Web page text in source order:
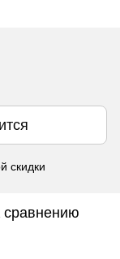
скидки
сравнению